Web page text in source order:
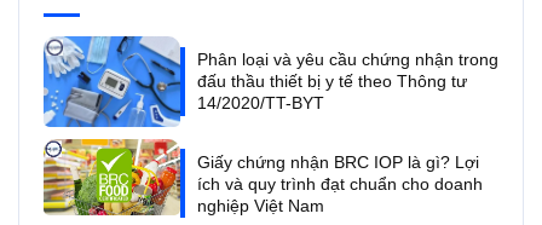
Phân loại và yêu cầu chứng nhận trong
đấu thầu thiết bị y tế theo Thông tư
14/2020/TT-BYT
Giấy chứng nhận BRC IOP là gì? Lợi
ích và quy trình đạt chuẩn cho doanh
nghiệp Việt Nam